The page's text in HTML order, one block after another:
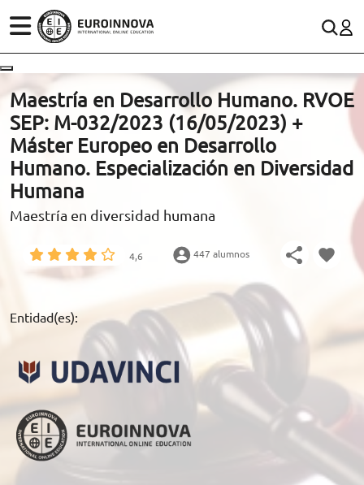
ÁREAS
ESTUDIOS
CONOCE EUROINNOVA
RECURSOS EDUCATIVOS
ARTÍCULOS
ORIENTACIÓN LABORAL
CONTACTO ES
(+34)958 050 200(gratuito en España)
900 831 200
formacion@euroinnova.com
Maestría en Desarrollo Humano. RVOE
SEP: M-032/2023 (16/05/2023) +
Máster Europeo en Desarrollo
Humano. Especialización en Diversidad
Humana
Maestría en diversidad humana
4,6 447 alumnos
Entidad(es):